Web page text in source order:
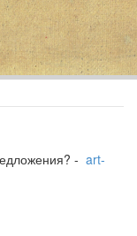
- art-